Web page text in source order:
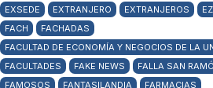
EXSEDE
EXTRANJERO EXTRANJEROS
FACH
FACHADAS
FACULTAD DE ECONOMÍA Y NEGOCIOS DE LA
FACULTADES
FAKE NEWS FALLA SAN
FAMOSOS
FANTASILANDIA
FARMACIAS